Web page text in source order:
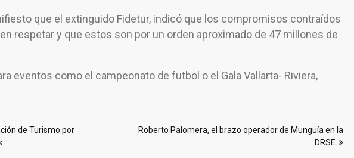
que el extinguido Fidetur, indicó que los compromisos contraídos
respetar y que estos son por un orden aproximado de 47 millones de
eventos como el campeonato de futbol o el Gala Vallarta- Riviera,
de Turismo por
Roberto Palomera, el brazo operador de Munguía en la
DRSE